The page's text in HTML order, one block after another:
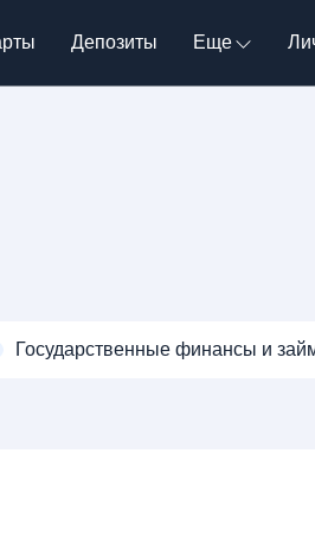
Депозиты Еще
Государственные финансы и